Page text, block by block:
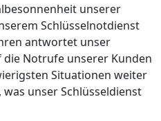
unserer
Schlüsselnotdienst
antwortet unser
Notrufe unserer Kunden
Situationen weiter
unser Schlüsseldienst